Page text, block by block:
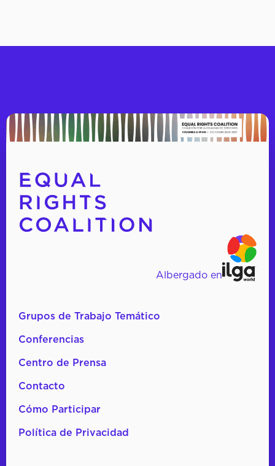
Albergado en
Grupos de Trabajo Temático
Conferencias
Centro de Prensa
Contacto
Cómo Participar
Política de Privacidad